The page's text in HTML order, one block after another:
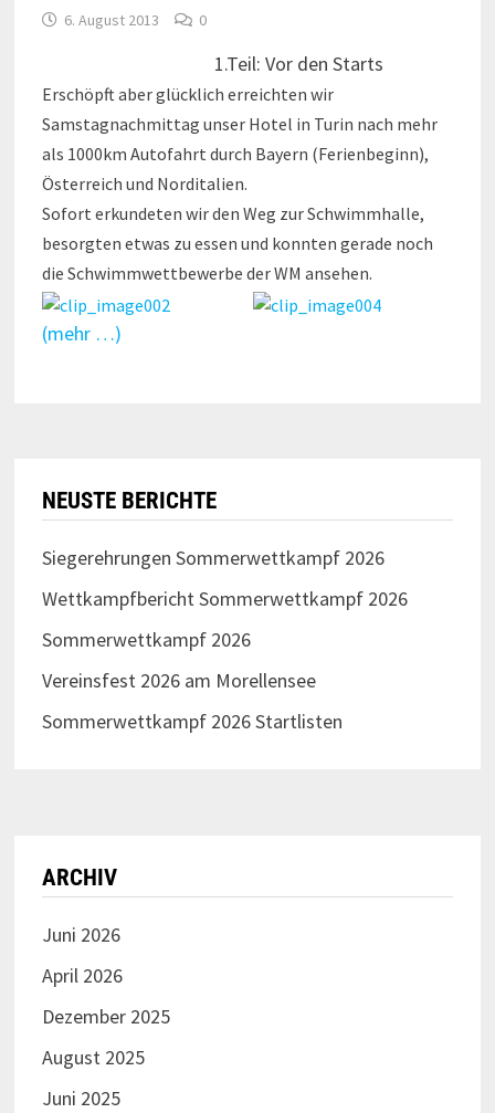
6. August 2013 0
1.Teil: Vor den Starts
Erschöpft aber glücklich erreichten wir
Samstagnachmittag unser Hotel in Turin nach mehr
als 1000km Autofahrt durch Bayern (Ferienbeginn),
Österreich und Norditalien.
Sofort erkundeten wir den Weg zur Schwimmhalle,
besorgten etwas zu essen und konnten gerade noch
die Schwimmwettbewerbe der WM ansehen.
(mehr …)
NEUSTE BERICHTE
Siegerehrungen Sommerwettkampf 2026
Wettkampfbericht Sommerwettkampf 2026
Sommerwettkampf 2026
Vereinsfest 2026 am Morellensee
Sommerwettkampf 2026 Startlisten
ARCHIV
Juni 2026
April 2026
Dezember 2025
August 2025
Juni 2025